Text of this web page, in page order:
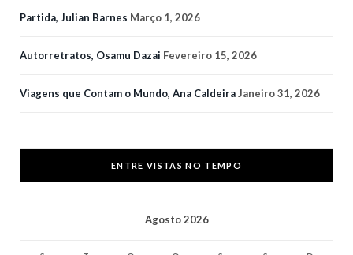
Partida, Julian Barnes Março 1, 2026
Autorretratos, Osamu Dazai Fevereiro 15, 2026
Viagens que Contam o Mundo, Ana CaldeiraJaneiro 31, 2026
ENTRE VISTAS NO TEMPO
Agosto 2026